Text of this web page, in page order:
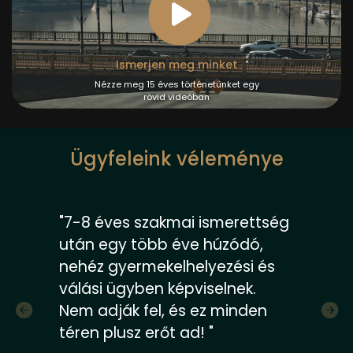
Ismerjen meg minket
Nézze meg 15 éves történetünket egy
rövid videóban
Ügyfeleink véleménye
"Közel 20 éve dolgozom együtt
Gáborral és az időközben
kialakult fejlődő, remek ügyvédi
csapatával. Nem csak a céges
, de a cégeink privát vonalú
ügyeit is bizalommal bíztuk